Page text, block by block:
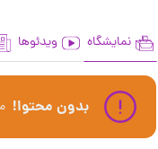
نمایشگاه ویدئوها
بدون محتوا!